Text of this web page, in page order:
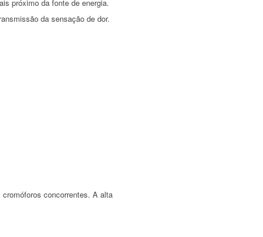
próximo da fonte de energia.
da sensação de dor.
concorrentes. A alta